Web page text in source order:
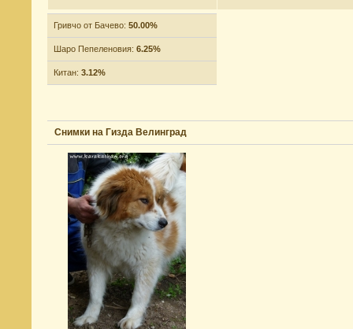
Гривчо от Бачево: 50.00%
Шаро Пепеленовия: 6.25%
Китан: 3.12%
Снимки на Гизда Велинград